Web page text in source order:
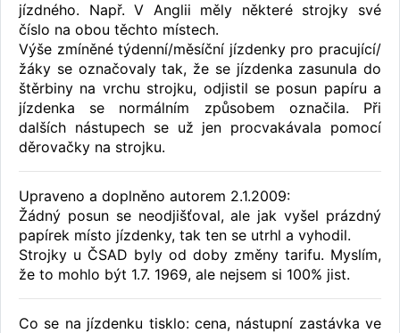
jízdného. Např. V Anglii měly některé strojky své
číslo na obou těchto místech.
Výše zmíněné týdenní/měsíční jízdenky pro pracující/
žáky se označovaly tak, že se jízdenka zasunula do
štěrbiny na vrchu strojku, odjistil se posun papíru a
jízdenka se normálním způsobem označila. Při
dalších nástupech se už jen procvakávala pomocí
děrovačky na strojku.
Upraveno a doplněno autorem 2.1.2009:
Žádný posun se neodjišťoval, ale jak vyšel prázdný
papírek místo jízdenky, tak ten se utrhl a vyhodil.
Strojky u ČSAD byly od doby změny tarifu. Myslím,
že to mohlo být 1.7. 1969, ale nejsem si 100% jist.
Co se na jízdenku tisklo: cena, nástupní zastávka ve